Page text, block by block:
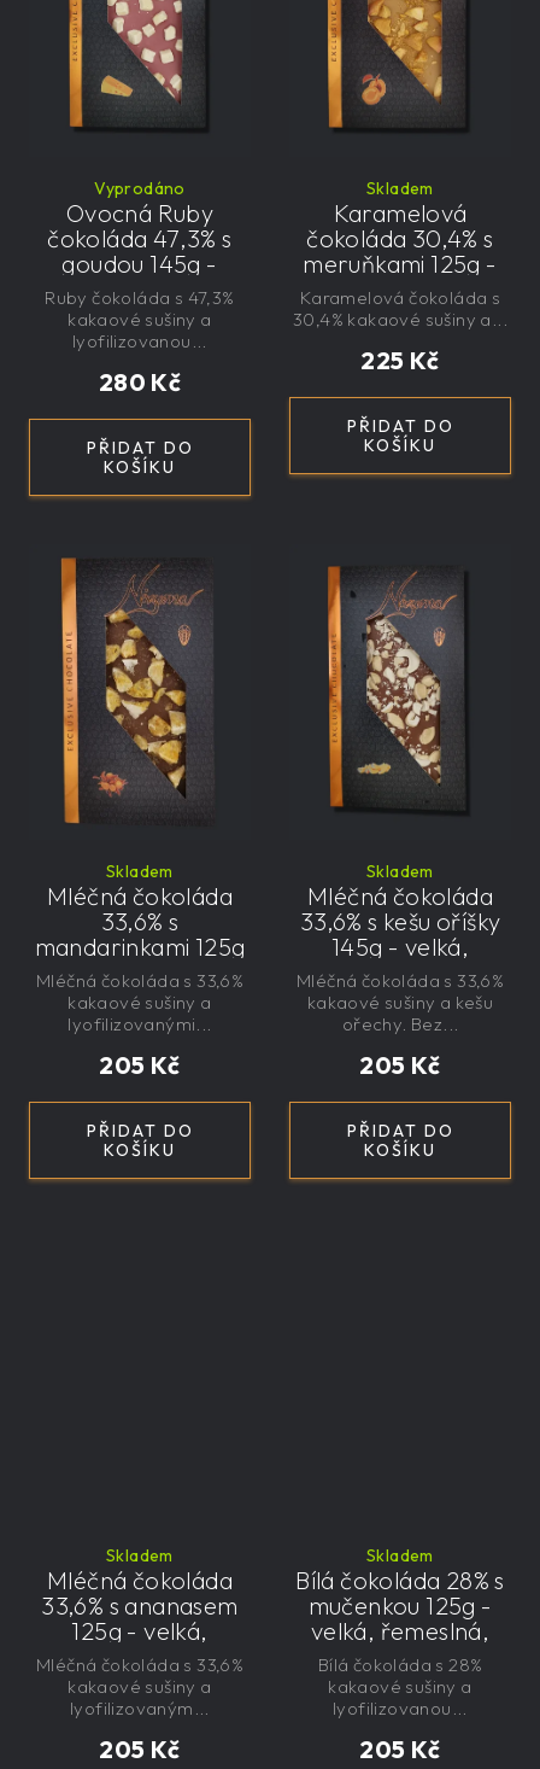
Vyprodáno
Ovocná Ruby
čokoláda 47,3% s
goudou 145g -
velká, řemeslná,
exkluzivní, dárková
280 Kč
PŘIDAT DO
KOŠÍKU
Ruby čokoláda s 47,3%
kakaové sušiny a
lyofilizovanou...
Skladem
Karamelová
čokoláda 30,4% s
meruňkami 125g -
velká, řemeslná,
exkluzivní, dárková
225 Kč
PŘIDAT DO
KOŠÍKU
Karamelová čokoláda s
30,4% kakaové sušiny a...
Skladem
Mléčná čokoláda
33,6% s
mandarinkami 125g
- velká, řemeslná,
exkluzivní, dárková
205 Kč
PŘIDAT DO
KOŠÍKU
Mléčná čokoláda s 33,6%
kakaové sušiny a
lyofilizovanými...
Skladem
Mléčná čokoláda
33,6% s kešu oříšky
145g - velká,
řemeslná,
exkluzivní, dárková
205 Kč
PŘIDAT DO
KOŠÍKU
Mléčná čokoláda s 33,6%
kakaové sušiny a kešu
ořechy. Bez...
Skladem
Mléčná čokoláda
33,6% s ananasem
125g - velká,
řemeslná,
exkluzivní, dárková
205 Kč
Mléčná čokoláda s 33,6%
kakaové sušiny a
lyofilizovaným...
Skladem
Bílá čokoláda 28% s
mučenkou 125g -
velká, řemeslná,
exkluzivní, dárková
205 Kč
Bílá čokoláda s 28%
kakaové sušiny a
lyofilizovanou...